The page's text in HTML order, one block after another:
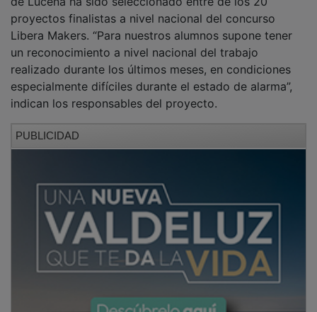
proyectos finalistas a nivel nacional del concurso
Libera Makers. “Para nuestros alumnos supone tener
un reconocimiento a nivel nacional del trabajo
realizado durante los últimos meses, en condiciones
especialmente difíciles durante el estado de alarma”,
indican los responsables del proyecto.